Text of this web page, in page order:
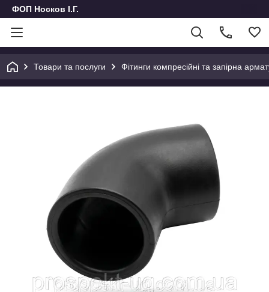
ФОП Носков І.Г.
Товари та послуги Фітинги компресійні та запірна